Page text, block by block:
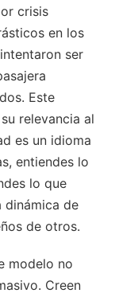
crisis
en los
ser
Este
relevancia al
es un idioma
entiendes lo
lo que
dinámica de
de otros.
modelo no
Creen